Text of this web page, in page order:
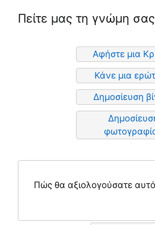
Πείτε μας τη γνώμη
Αφήστε μια
Κάνε μια
Δημοσίευση
Πώς θα αξιολογούσατε